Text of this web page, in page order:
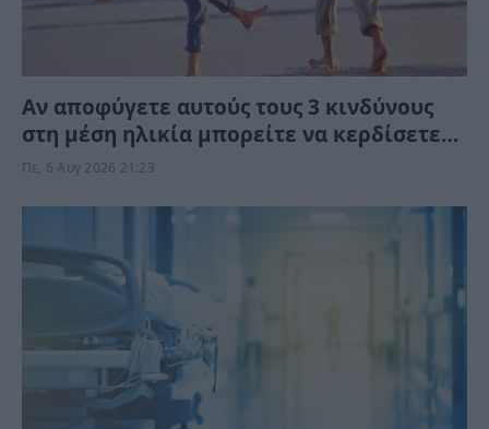
Αν αποφύγετε αυτούς τους 3 κινδύνους
στη μέση ηλικία μπορείτε να κερδίσετε
έως 13 χρόνια ζωής χωρίς άνοια
Πε, 6 Αυγ 2026 21:23